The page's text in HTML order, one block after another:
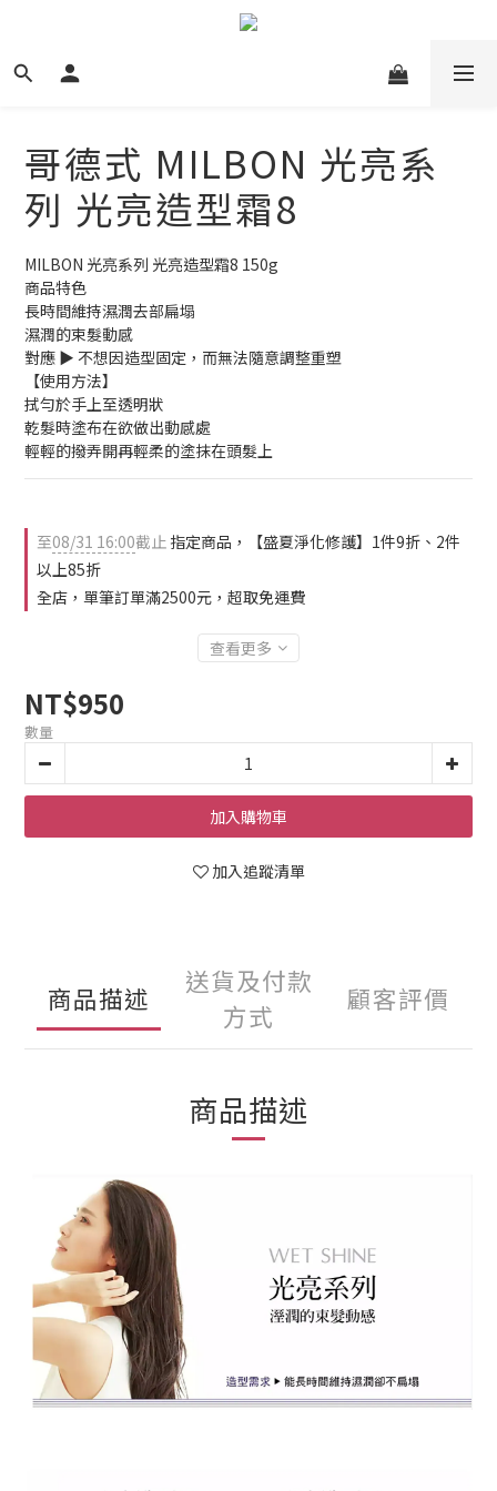
哥德式 MILBON 光亮系
列 光亮造型霜8
MILBON 光亮系列 光亮造型霜8 150g
商品特色
長時間維持濕潤去部扁塌
濕潤的束髮動感
對應 ▶ 不想因造型固定，而無法隨意調整重塑
【使用方法】
拭勻於手上至透明狀
乾髮時塗布在欲做出動感處
輕輕的撥弄開再輕柔的塗抹在頭髮上
至08/31 16:00截止 指定商品，【盛夏淨化修護】1件9折、2件
以上85折
全店，單筆訂單滿2500元，超取免運費
查看更多
NT$950
數量
加入購物車
加入追蹤清單
商品描述
送貨及付款
方式
顧客評價
商品描述